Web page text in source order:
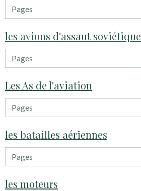
les avions d'assaut soviétique
Les As de l'aviation
les batailles aériennes
les moteurs